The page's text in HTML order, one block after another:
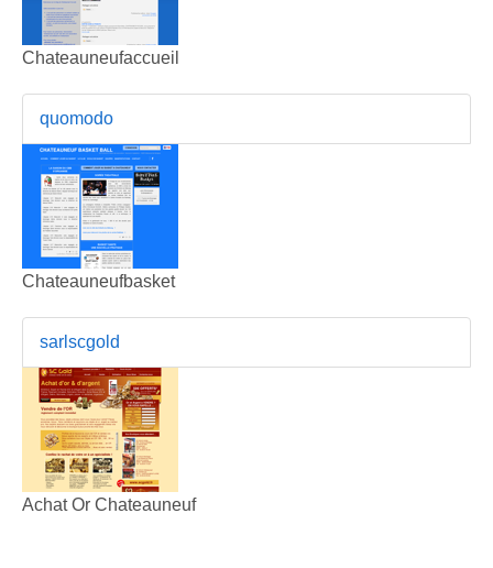
Chateauneufaccueil
quomodo
Chateauneufbasket
sarlscgold
Achat Or Chateauneuf